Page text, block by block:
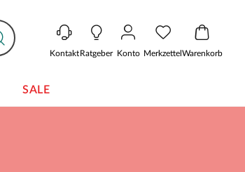
KontaktRatgeber Konto MerkzettelWarenkorb
SALE